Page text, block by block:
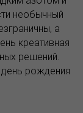
необычный
а
креативная
решений.
рождения